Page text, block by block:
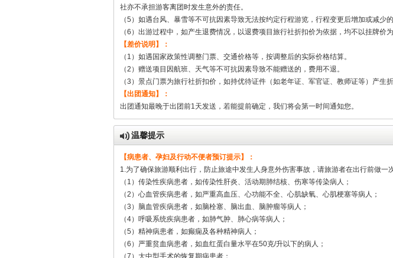
社亦不承担游客离团时发生意外的责任。
（5）如遇台风、暴雪等不可抗因素导致无法按约定行程游览，行程变更后增加或减少
（6）出游过程中，如产生退费情况，以退费项目旅行社折扣价为依据，均不以挂牌价为
【差价说明】：
（1）如遇国家政策性调整门票、交通价格等，按调整后的实际价格结算。
（2）赠送项目因航班、天气等不可抗因素导致不能赠送的，费用不退。
（3）景点门票为旅行社折扣价，如持优待证件（如老年证、军官证、教师证等）产生
【出团通知】：
出团通知最晚于出团前1天发送，若能提前确定，我们将会第一时间通知您。
温馨提示
【病患者、孕妇及行动不便者预订提示】：
1.为了确保旅游顺利出行，防止旅途中发生人身意外伤害事故，请旅游者在出行前做一
（1）传染性疾病患者，如传染性肝炎、活动期肺结核、伤寒等传染病人；
（2）心血管疾病患者，如严重高血压、心功能不全、心肌缺氧、心肌梗塞等病人；
（3）脑血管疾病患者，如脑栓塞、脑出血、脑肿瘤等病人；
（4）呼吸系统疾病患者，如肺气肿、肺心病等病人；
（5）精神病患者，如癫痫及各种精神病人；
（6）严重贫血病患者，如血红蛋白量水平在50克/升以下的病人；